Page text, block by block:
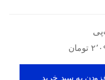
به سبد خرید